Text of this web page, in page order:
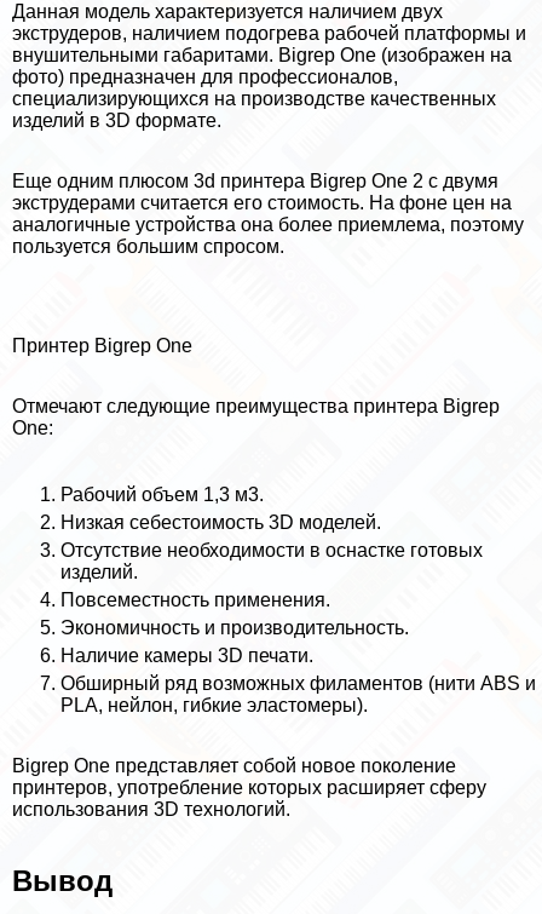
Данная модель хаpaктеризуется наличием двух
экструдеров, наличием подогрева рабочей платформы и
внушительными габаритами. Bigrep One (изображен на
фото) предназначен для профессионалов,
специализирующихся на производстве качественных
изделий в 3D формате.
Еще одним плюсом 3d принтера Bigrep One 2 с двумя
экструдерами считается его стоимость. На фоне цен на
аналогичные устройства она более приемлема, поэтому
пользуется большим спросом.
Принтер Bigrep One
Отмечают следующие преимущества принтера Bigrep
One:
Рабочий объем 1,3 м3.
Низкая себестоимость 3D моделей.
Отсутствие необходимости в оснастке готовых
изделий.
Повсеместность применения.
Экономичность и производительность.
Наличие камеры 3D печати.
Обширный ряд возможных филаментов (нити ABS и
PLA, нейлон, гибкие эластомеры).
Bigrep One представляет собой новое поколение
принтеров, употрeбление которых расширяет сферу
использования 3D технологий.
Вывод